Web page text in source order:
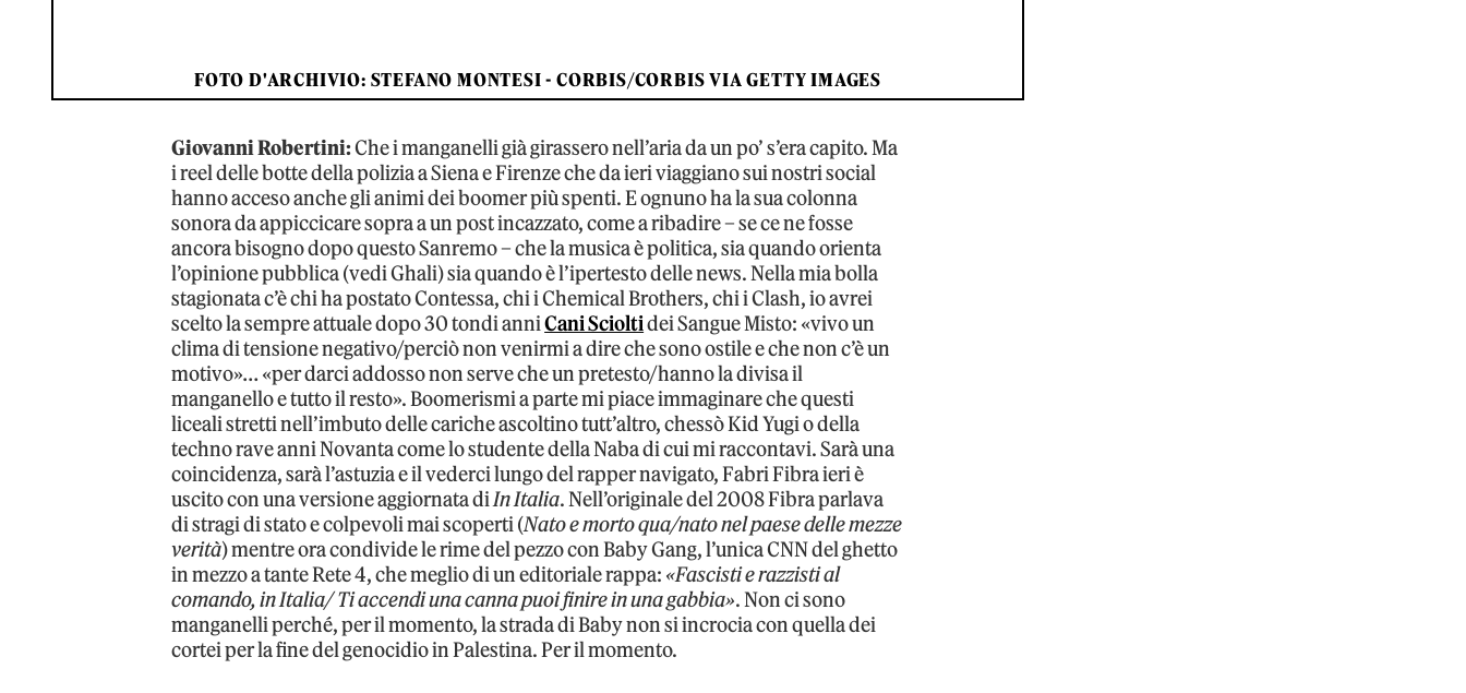
FOTO D'ARCHIVIO: STEFANO MONTESI - CORBIS/CORBIS VIA GETTY IMAGES
Giovanni Robertini:Che i manganelli già girassero nell’aria da un po’ s’era capito. Ma
i reel delle botte della polizia a Siena e Firenze che da ieri viaggiano sui nostri social
hanno acceso anche gli animi dei boomer più spenti. E ognuno ha la sua colonna
sonora da appiccicare sopra a un post incazzato, come a ribadire – se ce ne fosse
ancora bisogno dopo questo Sanremo – che la musica è politica, sia quando orienta
l’opinione pubblica (vedi Ghali) sia quando è l’ipertesto delle news. Nella mia bolla
stagionata c’è chi ha postato Contessa, chi i Chemical Brothers, chi i Clash, io avrei
scelto la sempre attuale dopo 30 tondi anniCani Scioltidei Sangue Misto: «vivo un
clima di tensione negativo/perciò non venirmi a dire che sono ostile e che non c’è un
motivo»… «per darci addosso non serve che un pretesto/hanno la divisa il
manganello e tutto il resto». Boomerismi a parte mi piace immaginare che questi
liceali stretti nell’imbuto delle cariche ascoltino tutt’altro, chessò Kid Yugi o della
techno rave anni Novanta come lo studente della Naba di cui mi raccontavi. Sarà una
coincidenza, sarà l’astuzia e il vederci lungo del rapper navigato, Fabri Fibra ieri è
uscito con una versione aggiornata diIn Italia. Nell’originale del 2008 Fibra parlava
di stragi di stato e colpevoli mai scoperti (Nato e morto qua/nato nel paese delle mezze
verità) mentre ora condivide le rime del pezzo con Baby Gang, l’unica CNN del ghetto
in mezzo a tante Rete 4, che meglio di un editoriale rappa: «Fascisti e razzisti al
comando, in Italia/ Ti accendi una canna puoi finire in una gabbia». Non ci sono
manganelli perché, per il momento, la strada di Baby non si incrocia con quella dei
cortei per la fine del genocidio in Palestina. Per il momento.